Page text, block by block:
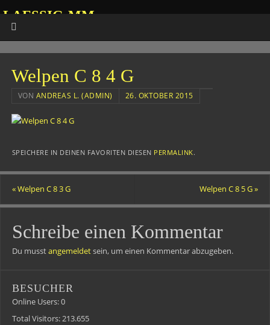
LAESSIG-MM
Welpen C 8 4 G
VON ANDREAS L. (ADMIN) 26. OKTOBER 2015
SPEICHERE IN DEINEN FAVORITEN DIESEN PERMALINK.
«Welpen C 8 3 G Welpen C 8 5 G»
Schreibe einen Kommentar
Du musstangemeldetsein, um einen Kommentar abzugeben.
BESUCHER
Online Users:0
Total Visitors:213.655